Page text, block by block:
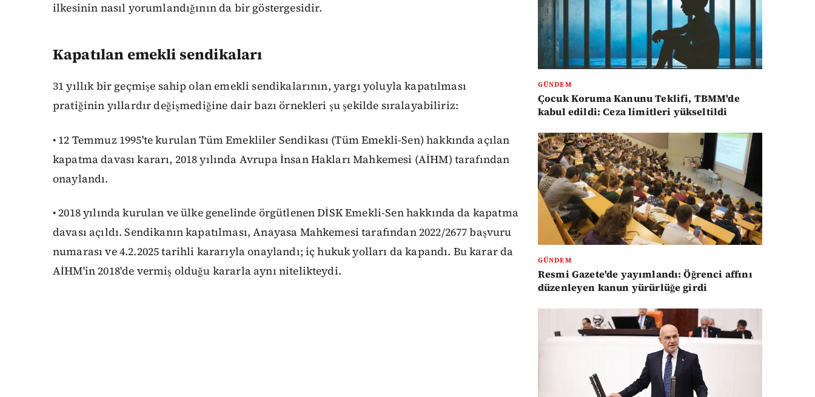
ilkesinin nasıl yorumlandığının da bir göstergesidir.
Kapatılan emekli sendikaları
31 yıllık bir geçmişe sahip olan emekli sendikalarının, yargı yoluyla kapatılması
pratiğinin yıllardır değişmediğine dair bazı örnekleri şu şekilde sıralayabiliriz:
• 12 Temmuz 1995'te kurulan Tüm Emekliler Sendikası (Tüm Emekli-Sen) hakkında açılan
kapatma davası kararı, 2018 yılında Avrupa İnsan Hakları Mahkemesi (AİHM) tarafından
onaylandı.
• 2018 yılında kurulan ve ülke genelinde örgütlenen DİSK Emekli-Sen hakkında da kapatma
davası açıldı. Sendikanın kapatılması, Anayasa Mahkemesi tarafından 2022/2677 başvuru
numarası ve 4.2.2025 tarihli kararıyla onaylandı; iç hukuk yolları da kapandı. Bu karar da
AİHM'in 2018'de vermiş olduğu kararla aynı nitelikteydi.
GÜNDEM
Çocuk Koruma Kanunu Teklifi, TBMM'de
kabul edildi: Ceza limitleri yükseltildi
GÜNDEM
Resmi Gazete'de yayımlandı: Öğrenci affını
düzenleyen kanun yürürlüğe girdi